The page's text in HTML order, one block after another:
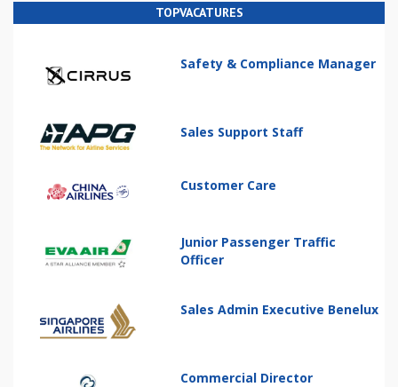
TOPVACATURES
Safety & Compliance Manager
Sales Support Staff
Customer Care
Junior Passenger Traffic
Officer
Sales Admin Executive Benelux
Commercial Director